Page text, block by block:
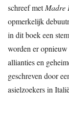
schreef metMadre
opmerkelijk
in dit boek een
worden er opnieuw
allianties en
geschreven door
asielzoekers in